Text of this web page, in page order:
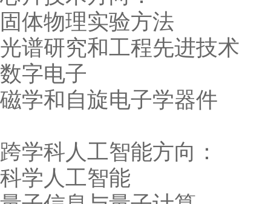
固体物理实验方法
光谱研究和工程先进技术
数字电子
磁学和自旋电子学器件
跨学科人工智能方向：
科学人工智能